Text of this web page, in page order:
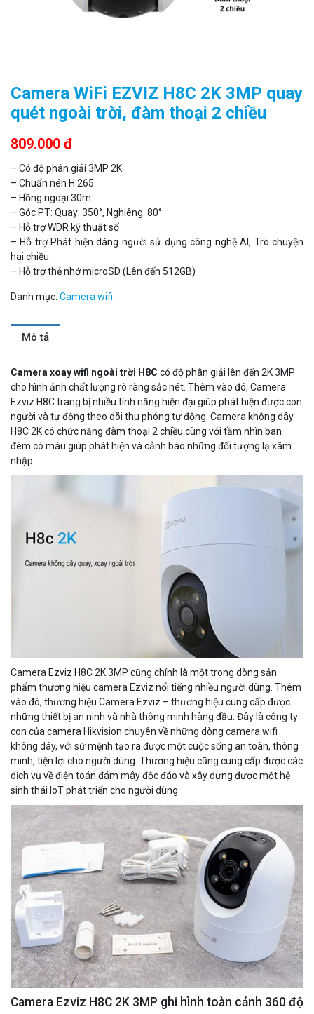
Camera WiFi EZVIZ H8C 2K 3MP quay
quét ngoài trời, đàm thoại 2 chiều
809.000 đ
– Có độ phân giải 3MP 2K
– Chuẩn nén H.265
– Hồng ngoại 30m
– Góc PT: Quay: 350°, Nghiêng: 80°
– Hỗ trợ WDR kỹ thuật số
– Hỗ trợ Phát hiện dáng người sử dụng công nghệ AI, Trò chuyện
hai chiều
– Hỗ trợ thẻ nhớ microSD (Lên đến 512GB)
Danh mục: Camera wifi
Mô tả
Camera xoay wifi ngoài trời H8C có độ phân giải lên đến 2K 3MP
cho hình ảnh chất lượng rõ ràng sắc nét. Thêm vào đó, Camera
Ezviz H8C trang bị nhiều tính năng hiện đại giúp phát hiện được con
người và tự động theo dõi thu phóng tự động. Camera không dây
H8C 2K có chức năng đàm thoại 2 chiều cùng với tầm nhìn ban
đêm có màu giúp phát hiện và cảnh báo những đối tượng lạ xâm
nhập.
Camera Ezviz H8C 2K 3MP cũng chính là một trong dòng sản
phẩm thương hiệu camera Ezviz nổi tiếng nhiều người dùng. Thêm
vào đó, thương hiệu Camera Ezviz – thương hiệu cung cấp được
những thiết bị an ninh và nhà thông minh hàng đầu. Đây là công ty
con của camera Hikvision chuyên về những dòng camera wifi
không dây, với sứ mệnh tạo ra được một cuộc sống an toàn, thông
minh, tiện lợi cho người dùng. Thương hiệu cũng cung cấp được các
dịch vụ về điện toán đám mây độc đáo và xây dựng được một hệ
sinh thái IoT phát triển cho người dùng.
Camera Ezviz H8C 2K 3MP ghi hình toàn cảnh 360 độ